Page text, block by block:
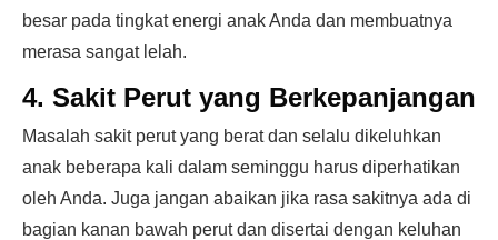
besar pada tingkat energi anak Anda dan membuatnya
merasa sangat lelah.
4. Sakit Perut yang Berkepanjangan
Masalah sakit perut yang berat dan selalu dikeluhkan
anak beberapa kali dalam seminggu harus diperhatikan
oleh Anda. Juga jangan abaikan jika rasa sakitnya ada di
bagian kanan bawah perut dan disertai dengan keluhan